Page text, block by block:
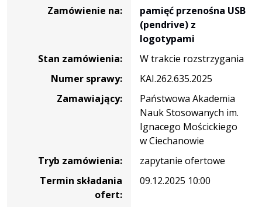
zamówieniaZamówienie na:
pamięć przenośna USB
(pendrive) z
logotypami
Stan zamówienia:
W trakcie rozstrzygania
Numer sprawy:
KAI.262.635.2025
Zamawiający:
Państwowa Akademia
Nauk Stosowanych im.
Ignacego Mościckiego
w Ciechanowie
Tryb zamówienia:
zapytanie ofertowe
Termin składania
ofert:
09.12.2025 10:00